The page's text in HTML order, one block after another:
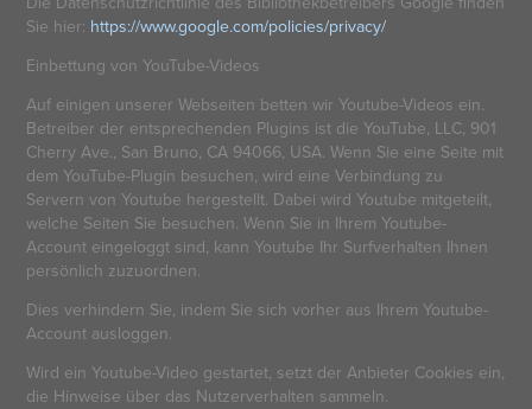
Sie hier: https://www.google.com/policies/privacy/
Einbettung von YouTube-Videos
Auf einigen unserer Webseiten betten wir Youtube-Videos ein.
Betreiber der entsprechenden Plugins ist die YouTube, LLC, 901
Cherry Ave., San Bruno, CA 94066, USA. Wenn Sie eine Seite mit
dem YouTube-Plugin besuchen, wird eine Verbindung zu
Servern von Youtube hergestellt. Dabei wird Youtube mitgeteilt,
welche Seiten Sie besuchen. Wenn Sie in Ihrem Youtube-
Account eingeloggt sind, kann Youtube Ihr Surfverhalten Ihnen
persönlich zuzuordnen.
Dies verhindern Sie, indem Sie sich vorher aus Ihrem Youtube-
Account ausloggen.
Wird ein Youtube-Video gestartet, setzt der Anbieter Cookies ein,
die Hinweise über das Nutzerverhalten sammeln.